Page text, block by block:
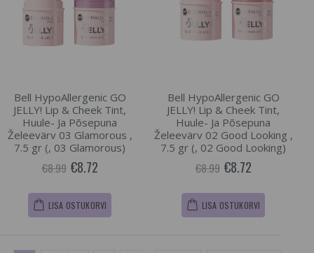
Bell HypoAllergenic GO
JELLY! Lip & Cheek Tint,
Huule- Ja Põsepuna
Želeevärv 03 Glamorous ,
7.5 gr (, 03 Glamorous)
€8.99 €8.72
LISA OSTUKORVI
Bell HypoAllergenic GO
JELLY! Lip & Cheek Tint,
Huule- Ja Põsepuna
Želeevärv 02 Good Looking ,
7.5 gr (, 02 Good Looking)
€8.99 €8.72
LISA OSTUKORVI